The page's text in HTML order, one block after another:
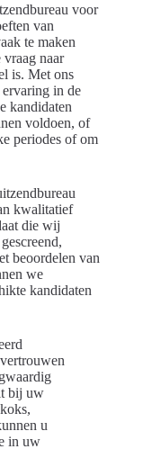
voor
van
te maken
vraag naar
is. Met ons
in de
kandidaten
voldoen, of
periodes of om
kwalitatief
die wij
beoordelen van
we
kandidaten
bij uw
u
in uw